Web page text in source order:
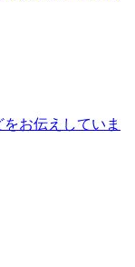
お伝えしていま